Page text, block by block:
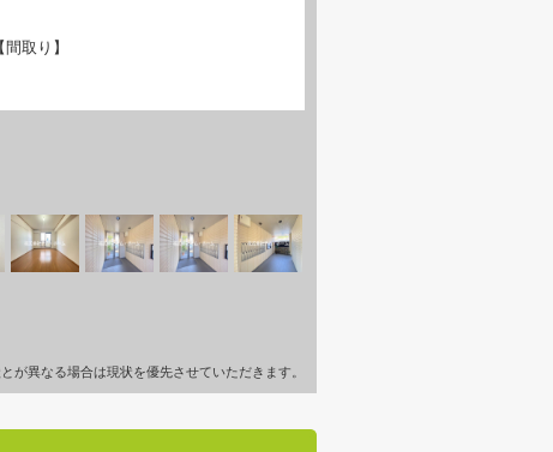
【間取り】
が異なる場合は現状を優先させていただきます。